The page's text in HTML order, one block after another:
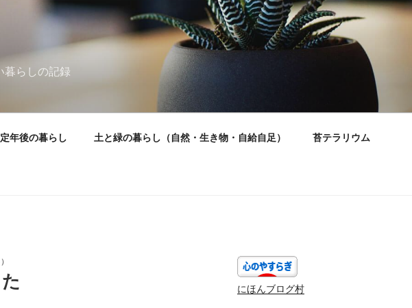
暮らしの記録
年後の暮らし 土と緑の暮らし（自然・生き物・自給自足） 苔テラリウム
にほんブログ村